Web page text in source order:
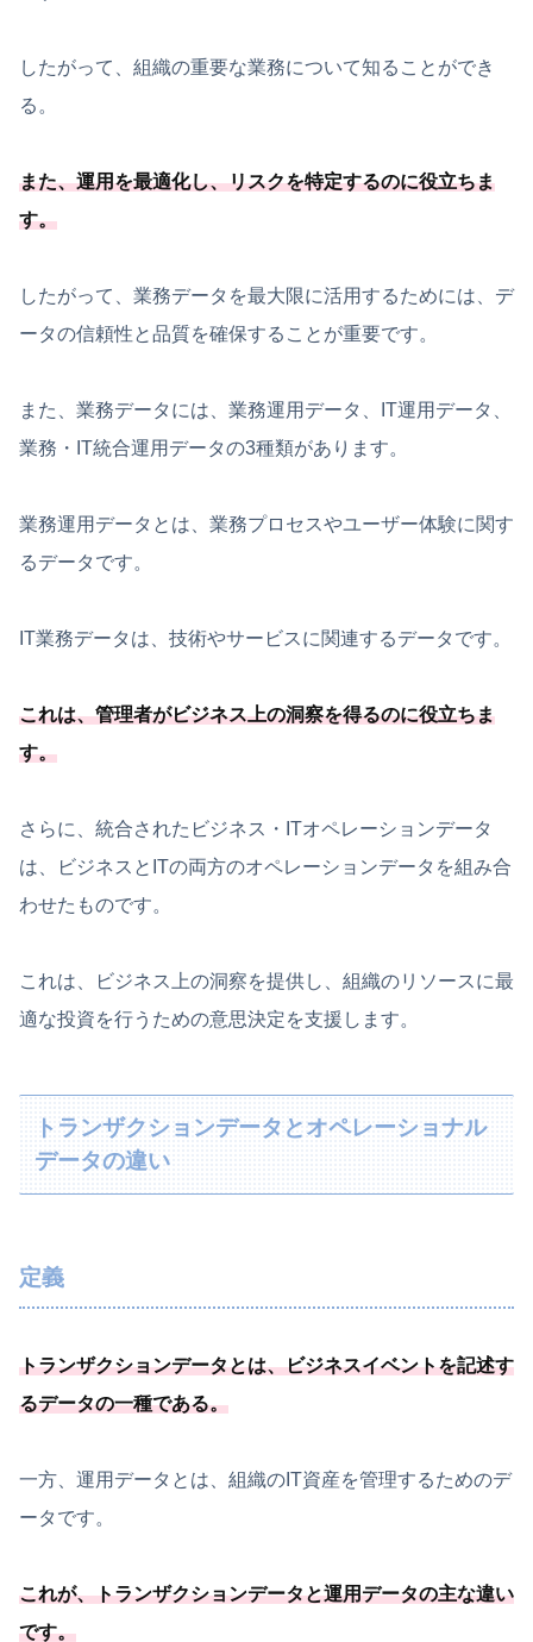
したがって、組織の重要な業務について知ることができ
る。
また、運用を最適化し、リスクを特定するのに役立ちま
す。
したがって、業務データを最大限に活用するためには、デ
ータの信頼性と品質を確保することが重要です。
また、業務データには、業務運用データ、IT運用データ、
業務・IT統合運用データの3種類があります。
業務運用データとは、業務プロセスやユーザー体験に関す
るデータです。
IT業務データは、技術やサービスに関連するデータです。
これは、管理者がビジネス上の洞察を得るのに役立ちま
す。
さらに、統合されたビジネス・ITオペレーションデータ
は、ビジネスとITの両方のオペレーションデータを組み合
わせたものです。
これは、ビジネス上の洞察を提供し、組織のリソースに最
適な投資を行うための意思決定を支援します。
トランザクションデータとオペレーショナル
データの違い
定義
トランザクションデータとは、ビジネスイベントを記述す
るデータの一種である。
一方、運用データとは、組織のIT資産を管理するためのデ
ータです。
これが、トランザクションデータと運用データの主な違い
です。